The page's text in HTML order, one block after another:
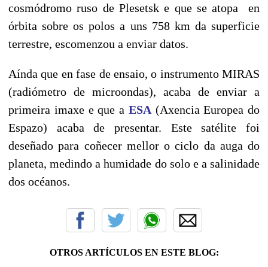
cosmódromo ruso de Plesetsk e que se atopa en
órbita sobre os polos a uns 758 km da superficie
terrestre, escomenzou a enviar datos.
Aínda que en fase de ensaio, o instrumento MIRAS
(radiómetro de microondas), acaba de enviar a
primeira imaxe e que a ESA (Axencia Europea do
Espazo) acaba de presentar. Este satélite foi
deseñado para coñecer mellor o ciclo da auga do
planeta, medindo a humidade do solo e a salinidade
dos océanos.
OTROS ARTÍCULOS EN ESTE BLOG: